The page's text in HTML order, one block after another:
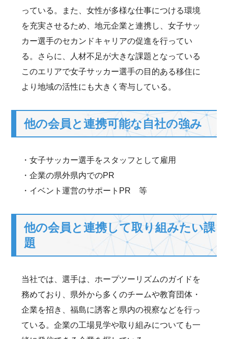
っている。また、女性が多様な仕事につける環境
を充実させるため、地元企業と連携し、女子サッ
カー選手のセカンドキャリアの促進を行ってい
る。さらに、人材不足が大きな課題となっている
このエリアで女子サッカー選手の目的ある移住に
より地域の活性にも大きく寄与している。
他の会員と連携可能な自社の強み
・女子サッカー選手をスタッフとして雇用
・企業の県外県内でのPR
・イベント運営のサポートPR 等
他の会員と連携して取り組みたい課
題
当社では、選手は、ホープツーリズムのガイドを
務めており、県外から多くのチームや教育団体・
企業を招き、福島に誘客と県内の視察などを行っ
ている。企業の工場見学や取り組みについても一